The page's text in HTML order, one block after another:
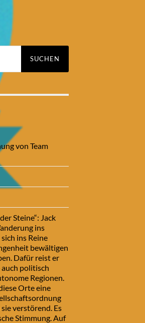
von Team
Steine“: Jack
ins
ins Reine
bewältigen
Dafür reist er
politisch
Regionen.
Orte eine
verstörend. Es
Stimmung. Auf